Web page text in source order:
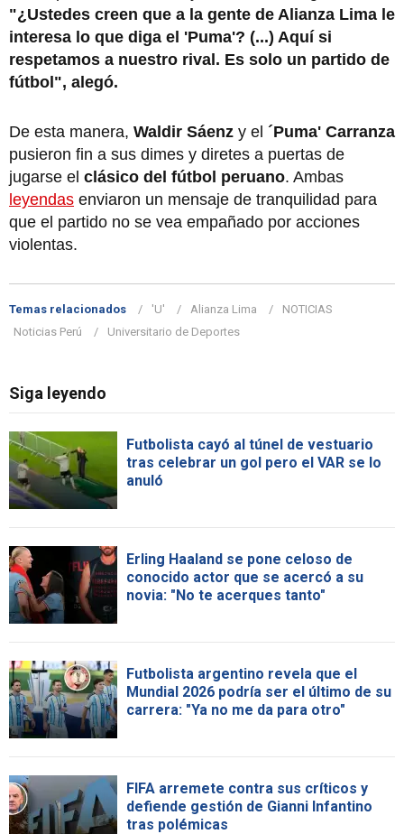
"¿Ustedes creen que a la gente de Alianza Lima le
interesa lo que diga el 'Puma'? (...) Aquí si
respetamos a nuestro rival. Es solo un partido de
fútbol", alegó.
De esta manera, Waldir Sáenz y el ´Puma' Carranza
pusieron fin a sus dimes y diretes a puertas de
jugarse el clásico del fútbol peruano. Ambas
leyendas enviaron un mensaje de tranquilidad para
que el partido no se vea empañado por acciones
violentas.
Temas relacionados 'U' Alianza Lima
NOTICIAS
Noticias Perú
Universitario de Deportes
Siga leyendo
Futbolista cayó al túnel de vestuario
tras celebrar un gol pero el VAR se lo
anuló
Erling Haaland se pone celoso de
conocido actor que se acercó a su
novia: "No te acerques tanto"
Futbolista argentino revela que el
Mundial 2026 podría ser el último de su
carrera: "Ya no me da para otro"
FIFA arremete contra sus críticos y
defiende gestión de Gianni Infantino
tras polémicas